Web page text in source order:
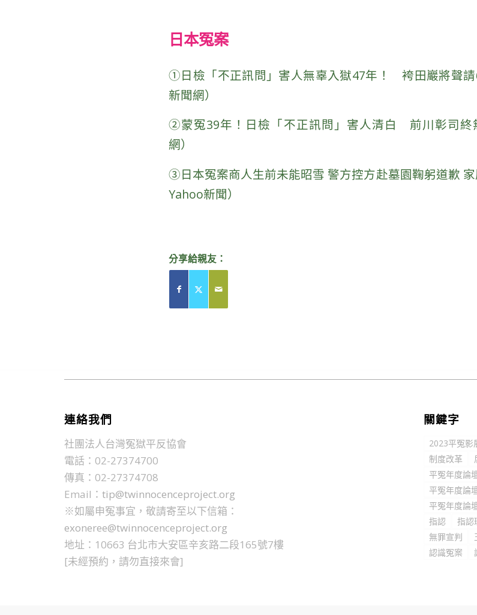
日本冤案
①日檢「不正訊問」害人無辜入獄47年！ 袴田巖將聲
新聞網）
②蒙冤39年！日檢「不正訊問」害人清白 前川彰司終
網）
③日本冤案商人生前未能昭雪 警方控方赴墓園鞠躬道歉
Yahoo新聞）
分享給親友：
連絡我們
社團法人台灣冤獄平反協會
電話：02-27374700
傳真：02-27374708
Email： tip@twinnocenceproject.org
※如屬申冤事宜，敬請寄至以下信箱：
exoneree@twinnocenceproject.org
地址：10663 台北市大安區辛亥路二段165號7樓
[未經預約，請勿直接來會]
關鍵字
2023平冤影
制度改革
平冤年度論
平冤年度論
平冤年度論
指認
指認
無罪宣判
認識冤案